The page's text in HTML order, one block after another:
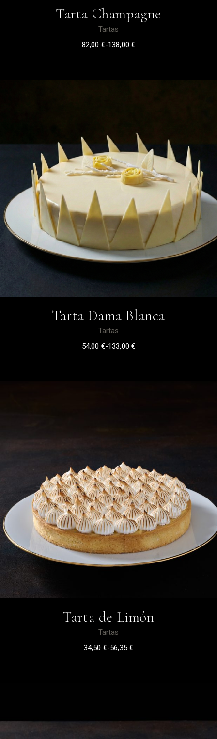
Tarta Champagne
Tartas
82,00 €-138,00€
Tarta Dama Blanca
Tartas
54,00 €-133,00€
Tarta de Limón
Tartas
34,50 €-56,35€